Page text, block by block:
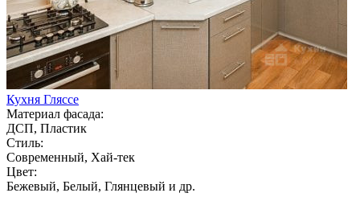
Кухня Гляссе
Материал фасада:
ДСП, Пластик
Стиль:
Современный, Хай-тек
Цвет:
Бежевый, Белый, Глянцевый и др.